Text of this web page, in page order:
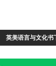
英美语言与文化书